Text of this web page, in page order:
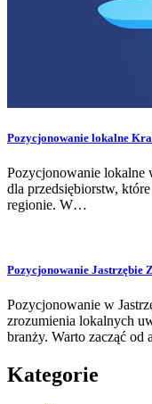
Pozycjonowanie lokalne
Pozycjonowanie lokalne
dla przedsiębiorstw,
regionie. W…
Pozycjonowanie Jastrzębie
Pozycjonowanie w
zrozumienia lokalnych
branży. Warto zacząć
Kategorie